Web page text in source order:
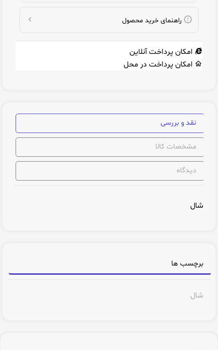
راهنمای خرید محصول
امکان پرداخت آنلاین
امکان پرداخت در محل
نقد و بررسی
مشخصات کالا
دیدگاه
شال
برچسب ها
شال